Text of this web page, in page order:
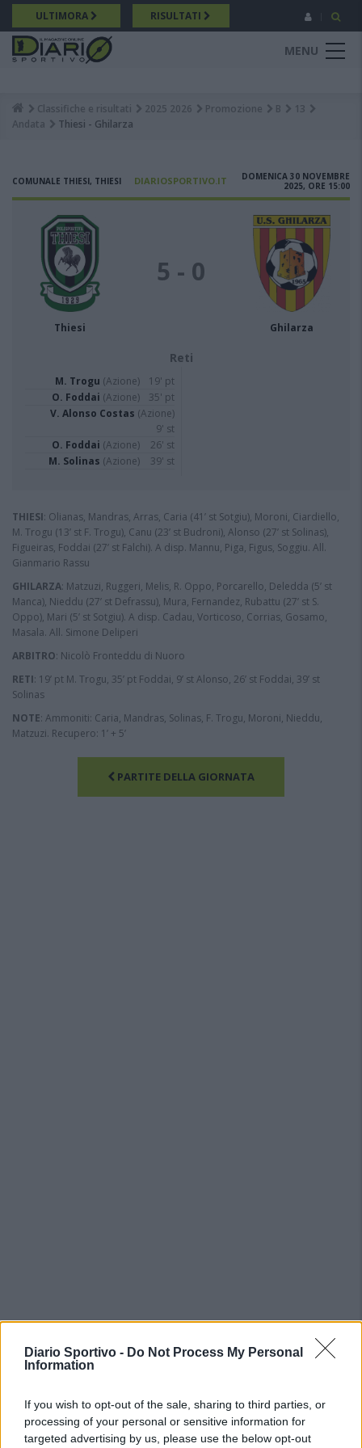
Diario Sportivo - Do Not Process My Personal
Information
If you wish to opt-out of the sale, sharing to third parties, or
processing of your personal or sensitive information for
targeted advertising by us, please use the below opt-out
Salta
al
contenuto
principale
ULTIMORA RISULTATI
MENU
Breadcrumb
Classifiche e risultati 2025 2026 Promozione B
13
Andata
Thiesi - Ghilarza
COMUNALE THIESI, THIESI DIARIOSPORTIVO.IT
DOMENICA 30 NOVEMBRE
2025, ORE 15:00
Thiesi
5 - 0
Ghilarza
Reti
M. Trogu (Azione)
19' pt
O. Foddai (Azione)
35' pt
V. Alonso Costas (Azione)
9' st
O. Foddai (Azione)
26' st
M. Solinas (Azione) 39' st
THIESI: Olianas, Mandras, Arras, Caria (41’ st Sotgiu), Moroni, Ciardiello,
M. Trogu (13’ st F. Trogu), Canu (23’ st Budroni), Alonso (27’ st Solinas),
Figueiras, Foddai (27’ st Falchi). A disp. Mannu, Piga, Figus, Soggiu. All.
Gianmario Rassu
GHILARZA: Matzuzi, Ruggeri, Melis, R. Oppo, Porcarello, Deledda (5’ st
Manca), Nieddu (27’ st Defrassu), Mura, Fernandez, Rubattu (27’ st S.
Oppo), Mari (5’ st Sotgiu). A disp. Cadau, Vorticoso, Corrias, Gosamo,
Masala. All. Simone Deliperi
ARBITRO: Nicolò Fronteddu di Nuoro
RETI: 19’ pt M. Trogu, 35’ pt Foddai, 9’ st Alonso, 26’ st Foddai, 39’ st
Solinas
NOTE: Ammoniti: Caria, Mandras, Solinas, F. Trogu, Moroni, Nieddu,
Matzuzi. Recupero: 1’ + 5’
PARTITE DELLA GIORNATA
PIÙ LETTI OGGI
L'Ilva si completa con Markic, Contucci,
Carlucci, Bevilacqua, Solinas, Souare e Galic